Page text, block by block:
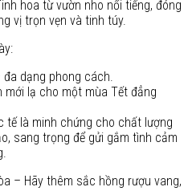
hoa từ vườn nho nổi tiếng, đóng
vị trọn vẹn và tinh túy.
dạng phong cách.
lạ cho một mùa Tết đẳng
tế là minh chứng cho chất lượng
sang trọng để gửi gắm tình cảm
– Hãy thêm sắc hồng rượu vang,